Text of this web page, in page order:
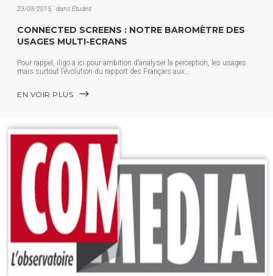
23/03/2015 dans Études
CONNECTED SCREENS : NOTRE BAROMÈTRE DES
USAGES MULTI-ECRANS
Pour rappel, iligo a ici pour ambition d’analyser la perception, les usages
mais surtout l’évolution du rapport des Français aux
EN VOIR PLUS